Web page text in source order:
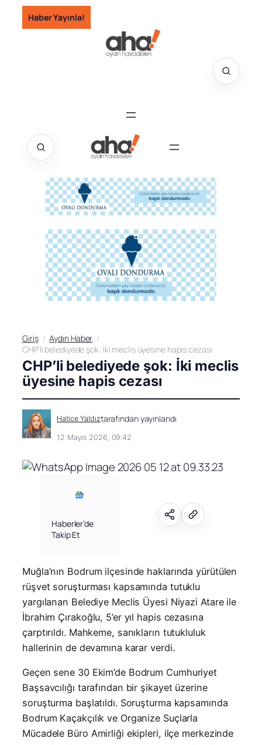
İçeriğe
geç
Haber Yayınla!
Giriş
Aydın Haber
CHP’li belediyede şok: İki meclis üyesine hapis cezası
CHP’li belediyede şok: İki meclis
üyesine hapis cezası
Hatice Yaldıztarafından yayınlandı
12 Mayıs 2026, 09:42
Haberler’de
Takip Et
Muğla’nın Bodrum ilçesinde haklarında yürütülen
rüşvet soruşturması kapsamında tutuklu
yargılanan Belediye Meclis Üyesi Niyazi Atare ile
İbrahim Çırakoğlu, 5’er yıl hapis cezasına
çarptırıldı. Mahkeme, sanıkların tutukluluk
hallerinin de devamına karar verdi.
Geçen sene 30 Ekim’de Bodrum Cumhuriyet
Başsavcılığı tarafından bir şikayet üzerine
soruşturma başlatıldı. Soruşturma kapsamında
Bodrum Kaçakçılık ve Organize Suçlarla
Mücadele Büro Amirliği ekipleri, ilçe merkezinde